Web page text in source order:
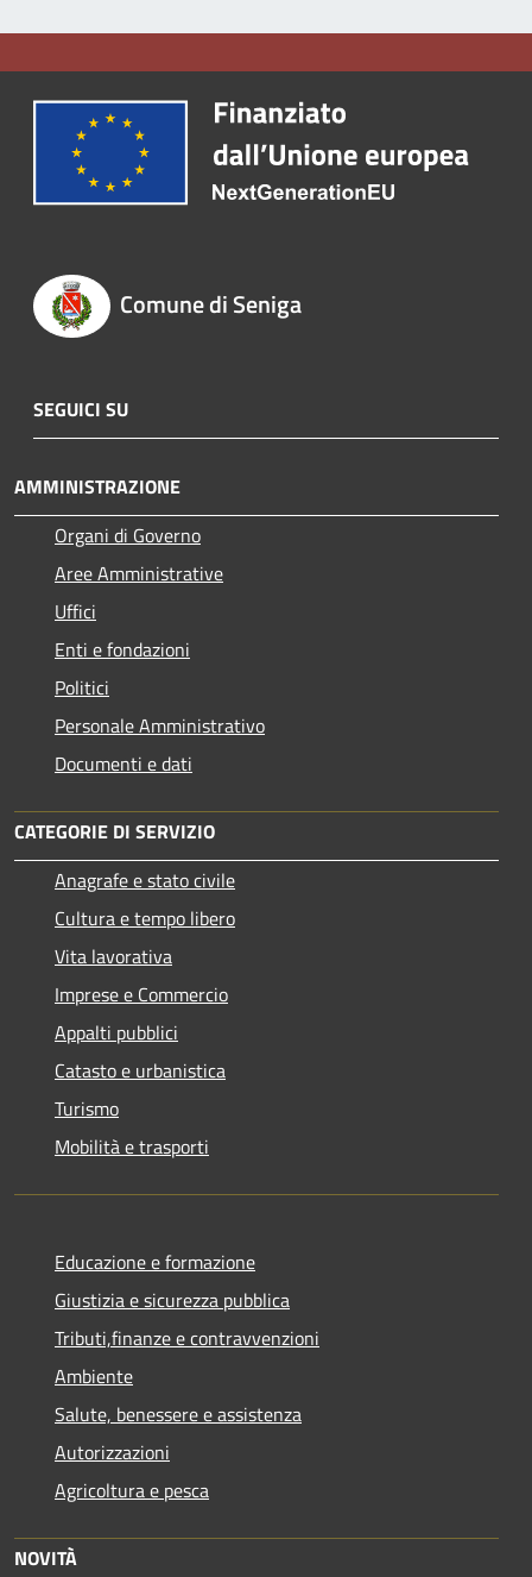
Comune di Seniga
SEGUICI SU
AMMINISTRAZIONE
Organi di Governo
Aree Amministrative
Uffici
Enti e fondazioni
Politici
Personale Amministrativo
Documenti e dati
CATEGORIE DI SERVIZIO
Anagrafe e stato civile
Cultura e tempo libero
Vita lavorativa
Imprese e Commercio
Appalti pubblici
Catasto e urbanistica
Turismo
Mobilità e trasporti
Educazione e formazione
Giustizia e sicurezza pubblica
Tributi,finanze e contravvenzioni
Ambiente
Salute, benessere e assistenza
Autorizzazioni
Agricoltura e pesca
NOVITÀ